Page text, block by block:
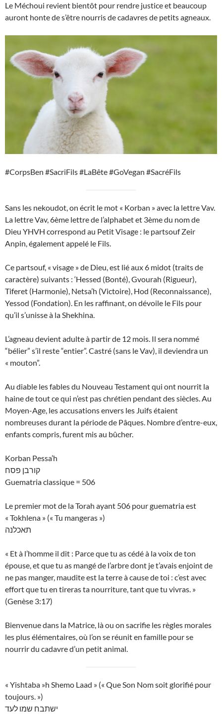
Le Méchoui revient bientôt pour rendre justice et beaucoup
auront honte de s’être nourris de cadavres de petits agneaux.
#CorpsBen #SacriFils #LaBête #GoVegan #SacréFils
Sans les nekoudot, on écrit le mot « Korban » avec la lettre Vav.
La lettre Vav, 6ème lettre de l’alphabet et 3ème du nom de
Dieu YHVH correspond au Petit Visage : le partsouf Zeir
Anpin, également appelé le Fils.
Ce partsouf, « visage » de Dieu, est lié aux 6 midot (traits de
caractère) suivants : ‘Hessed (Bonté), Gvourah (Rigueur),
Tiferet (Harmonie), Netsa’h (Victoire), Hod (Reconnaissance),
Yessod (Fondation). En les raffinant, on dévoile le Fils pour
qu’il s’unisse à la Shekhina.
L’agneau devient adulte à partir de 12 mois. Il sera nommé
“bélier” s’il reste “entier”. Castré (sans le Vav), il deviendra un
« mouton”.
Au diable les fables du Nouveau Testament qui ont nourrit la
haine de tout ce qui n’est pas chrétien pendant des siècles. Au
Moyen-Age, les accusations envers les Juifs étaient
nombreuses durant la période de Pâques. Nombre d’entre-eux,
enfants compris, furent mis au bûcher.
Korban Pessa’h
קורבן פסח
Guematria classique = 506
Le premier mot de la Torah ayant 506 pour guematria est
« Tokhlena » (« Tu mangeras »)
תאכלנה
« Et à l’homme il dit : Parce que tu as cédé à la voix de ton
épouse, et que tu as mangé de l’arbre dont je t’avais enjoint de
ne pas manger, maudite est la terre à cause de toi : c’est avec
effort que tu en tireras ta nourriture, tant que tu vivras. »
(Genèse 3:17)
Bienvenue dans la Matrice, là ou on sacrifie les règles morales
les plus élémentaires, où l’on se réunit en famille pour se
nourrir du cadavre d’un petit animal.
« Yishtaba »h Shemo Laad » (« Que Son Nom soit glorifié pour
toujours. »)
ישתבח שמו לעד